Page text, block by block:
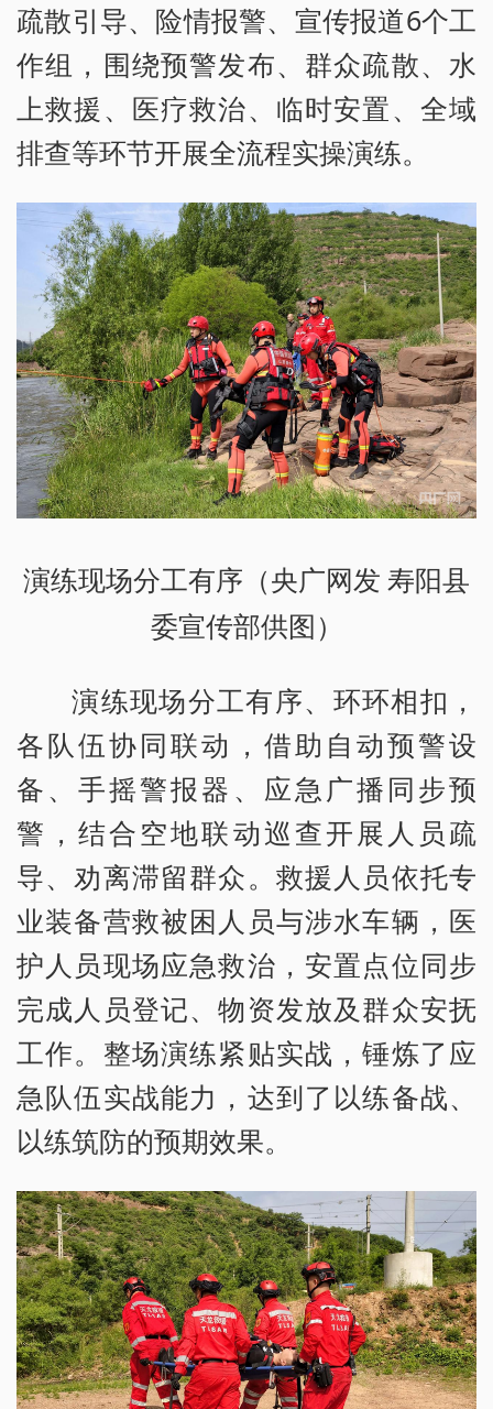
疏散引导、险情报警、宣传报道6个工
作组，围绕预警发布、群众疏散、水
上救援、医疗救治、临时安置、全域
排查等环节开展全流程实操演练。
演练现场分工有序（央广网发 寿阳县
委宣传部供图）
演练现场分工有序、环环相扣，
各队伍协同联动，借助自动预警设
备、手摇警报器、应急广播同步预
警，结合空地联动巡查开展人员疏
导、劝离滞留群众。救援人员依托专
业装备营救被困人员与涉水车辆，医
护人员现场应急救治，安置点位同步
完成人员登记、物资发放及群众安抚
工作。整场演练紧贴实战，锤炼了应
急队伍实战能力，达到了以练备战、
以练筑防的预期效果。